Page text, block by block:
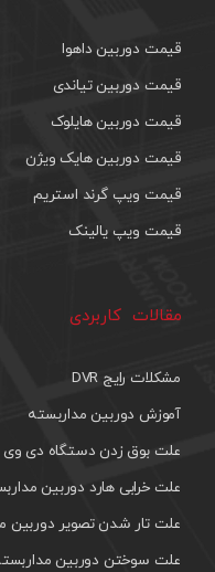
قیمت دوربین داهوا
قیمت دوربین تیاندی
قیمت دوربین هایلوک
قیمت دوربین هایک ویژن
قیمت ویپ گرند استریم
قیمت ویپ یالینک
مقالات کاربردی
مشکلات رایج DVR
آموزش دوربین مداربسته
علت بوق زدن دستگاه دی وی
علت خرابی هارد دوربین
علت تار شدن تصویر دوربین
علت سوختن دوربین